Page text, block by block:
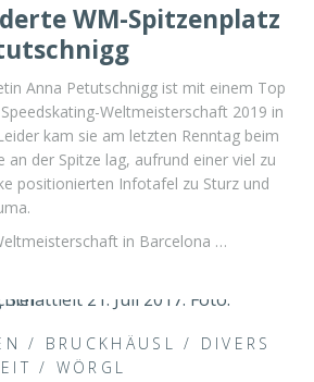
WM-Spitzenplatz
Anna Petutschnigg ist mit einem Top
Weltmeisterschaft 2019 in
kam sie am letzten Renntag beim
an der Spitze lag, aufrund einer viel zu
positionierten Infotafel zu Sturz und
in Barcelona …
/ BRUCKHÄUSL / DIVERS
/ WÖRGL